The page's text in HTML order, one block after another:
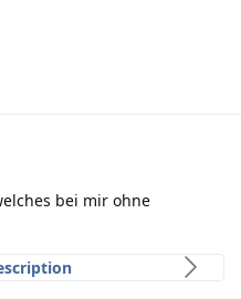
bei mir ohne